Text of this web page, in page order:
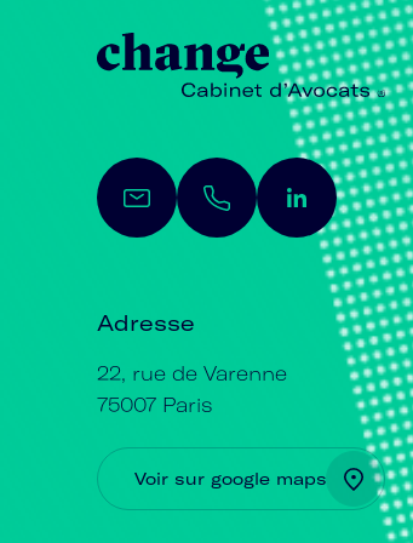
Adresse
22, rue de Varenne
75007 Paris
Voir sur google maps